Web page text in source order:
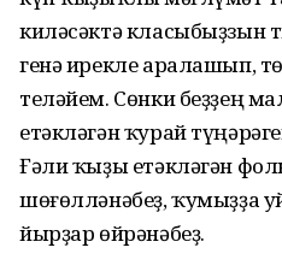
киләсәктә класыбыҙзын
генә ирекле аралашып,
теләйем. Сөнки беҙҙең
етәкләгән ҡурай
Ғәли ҡыҙы етәкләгән
шөғөлләнәбеҙ, ҡумыҙҙа
йырҙар өйрәнәбеҙ.